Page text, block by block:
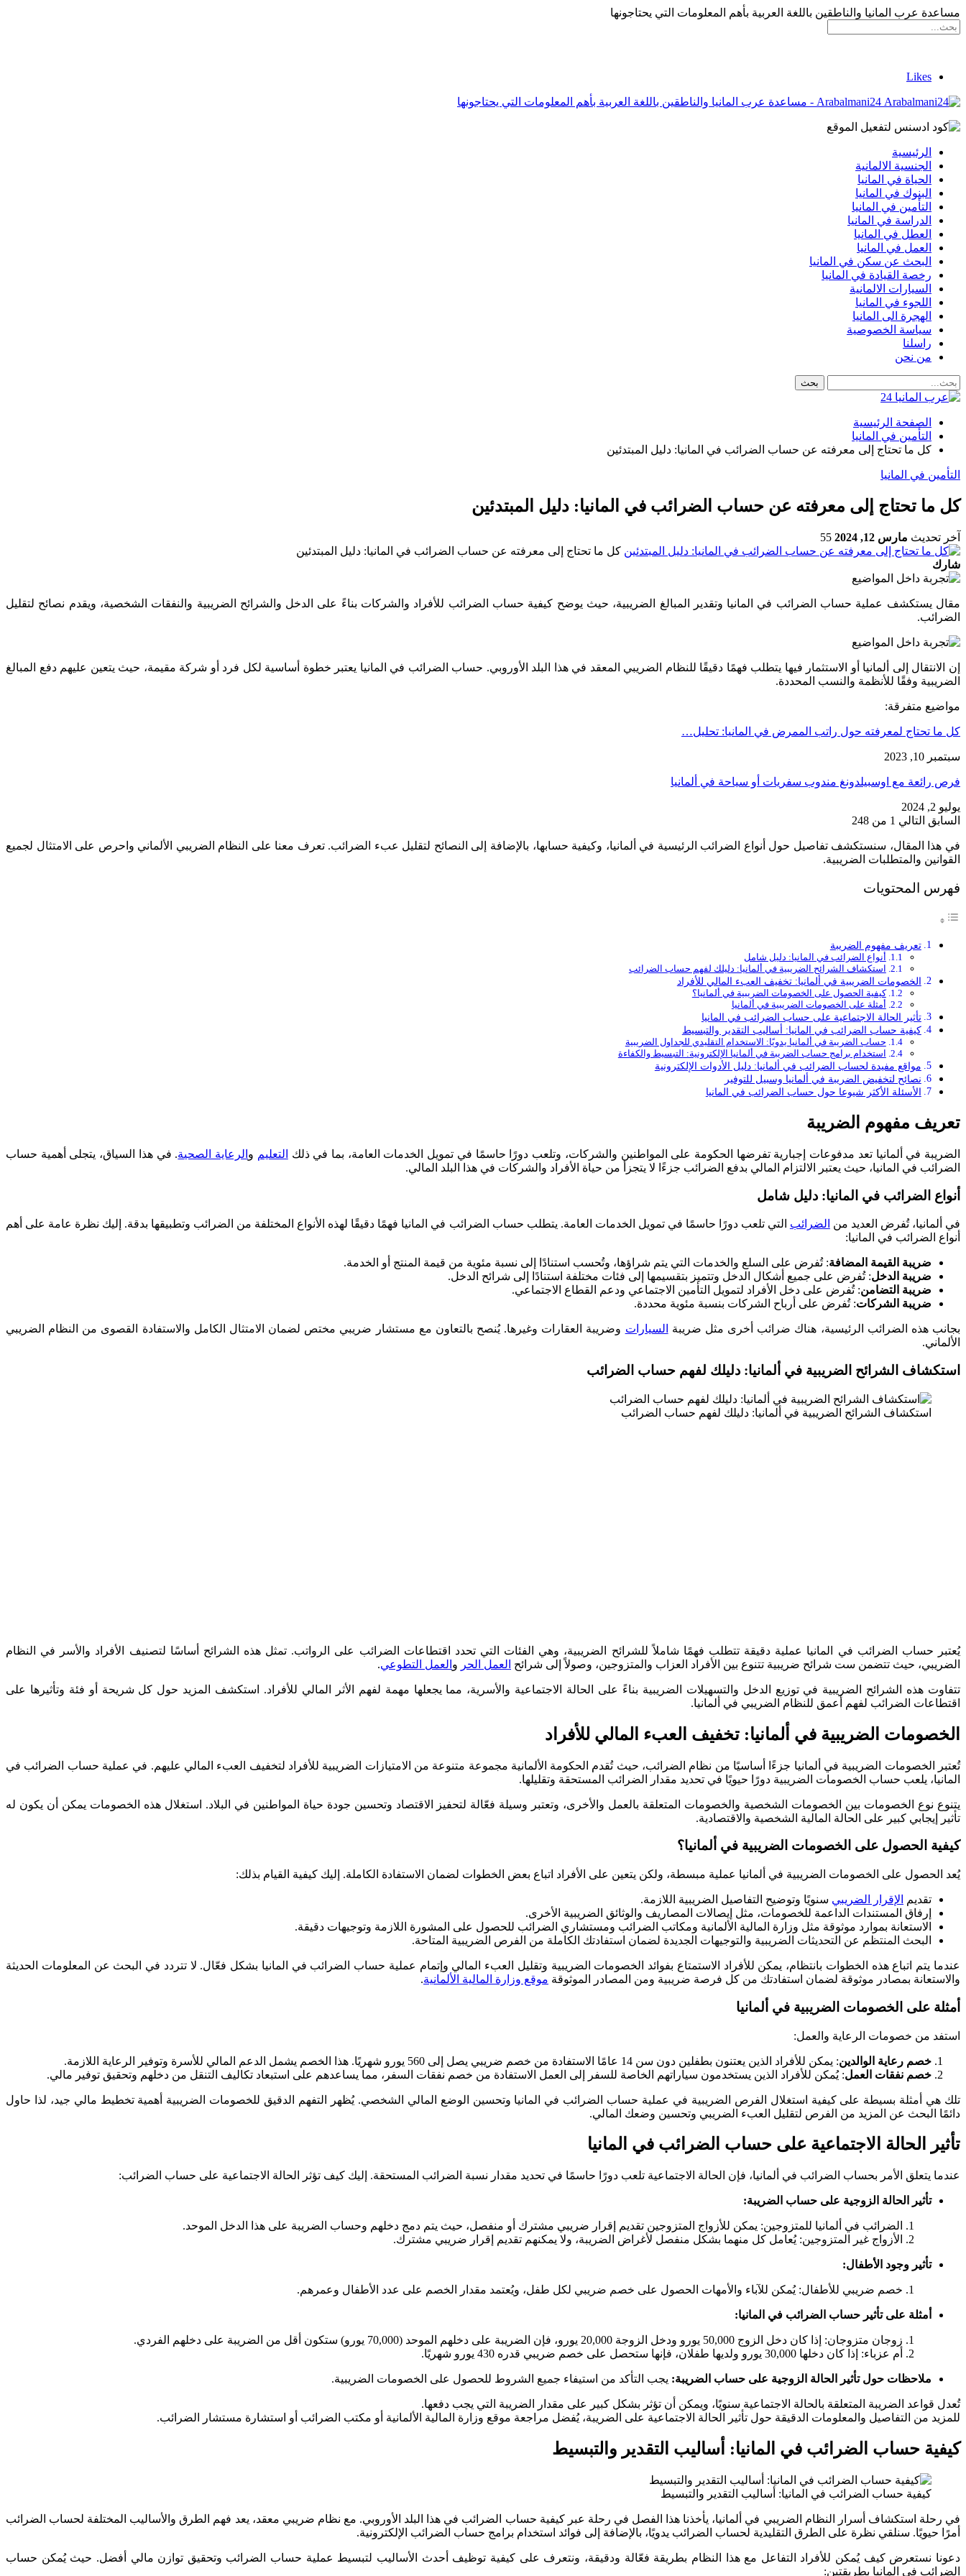
مساعدة عرب المانيا والناطقين باللغة العربية بأهم المعلومات التي يحتاجونها
Likes
Arabalmani24 - مساعدة عرب المانيا والناطقين باللغة العربية بأهم المعلومات التي يحتاجونها
الرئيسية
الجنسية الالمانية
الحياة في المانيا
البنوك في المانيا
التأمين في المانيا
الدراسة في المانيا
العطل في المانيا
العمل في المانيا
البحث عن سكن في المانيا
رخصة القيادة في المانيا
السيارات الالمانية
اللجوء في المانيا
الهجرة الى المانيا
سياسة الخصوصية
راسلنا
من نحن
الصفحة الرئيسية
التأمين في المانيا
كل ما تحتاج إلى معرفته عن حساب الضرائب في المانيا: دليل المبتدئين
التأمين في المانيا
كل ما تحتاج إلى معرفته عن حساب الضرائب في المانيا: دليل المبتدئين
آخر تحديث مارس 12, 2024
55
كل ما تحتاج إلى معرفته عن حساب الضرائب في المانيا: دليل المبتدئين
شارك
مقال يستكشف عملية حساب الضرائب في المانيا وتقدير المبالغ الضريبية، حيث يوضح كيفية حساب الضرائب للأفراد والشركات بناءً على الدخل والشرائح الضريبية والنفقات الشخصية، ويقدم نصائح لتقليل
الضرائب.
إن الانتقال إلى ألمانيا أو الاستثمار فيها يتطلب فهمًا دقيقًا للنظام الضريبي المعقد في هذا البلد الأوروبي. حساب الضرائب في المانيا يعتبر خطوة أساسية لكل فرد أو شركة مقيمة، حيث يتعين عليهم دفع المبالغ
الضريبية وفقًا للأنظمة والنسب المحددة.
مواضيع متفرقة:
كل ما تحتاج لمعرفته حول راتب الممرض في المانيا: تحليل…
سبتمبر 10, 2023
فرص رائعة مع اوسبيلدونغ مندوب سفريات أو سياحة في ألمانيا
يوليو 2, 2024
السابق التالي 1 من 248
في هذا المقال، سنستكشف تفاصيل حول أنواع الضرائب الرئيسية في ألمانيا، وكيفية حسابها، بالإضافة إلى النصائح لتقليل عبء الضرائب. تعرف معنا على النظام الضريبي الألماني واحرص على الامتثال لجميع
القوانين والمتطلبات الضريبية.
فهرس المحتويات
تعريف مفهوم الضريبة
أنواع الضرائب في المانيا: دليل شامل
استكشاف الشرائح الضريبية في ألمانيا: دليلك لفهم حساب الضرائب
الخصومات الضريبية في ألمانيا: تخفيف العبء المالي للأفراد
كيفية الحصول على الخصومات الضريبية في ألمانيا؟
أمثلة على الخصومات الضريبية في ألمانيا
تأثير الحالة الاجتماعية على حساب الضرائب في المانيا
كيفية حساب الضرائب في المانيا: أساليب التقدير والتبسيط
حساب الضريبة في ألمانيا يدويًا: الاستخدام التقليدي للجداول الضريبية
استخدام برامج حساب الضريبة في ألمانيا الإلكترونية: التبسيط والكفاءة
مواقع مفيدة لحساب الضرائب في ألمانيا: دليل الأدوات الإلكترونية
نصائح لتخفيض الضريبة في ألمانيا وسبيل للتوفير
الأسئلة الأكثر شيوعا حول حساب الضرائب في المانيا
تعريف مفهوم الضريبة
الضريبة في ألمانيا تعد مدفوعات إجبارية تفرضها الحكومة على المواطنين والشركات، وتلعب دورًا حاسمًا في تمويل الخدمات العامة، بما في ذلك التعليم و الرعاية الصحية. في هذا السياق، يتجلى أهمية حساب
الضرائب في المانيا، حيث يعتبر الالتزام المالي بدفع الضرائب جزءًا لا يتجزأ من حياة الأفراد والشركات في هذا البلد المالي.
أنواع الضرائب في المانيا: دليل شامل
في ألمانيا، تُفرض العديد من الضرائب التي تلعب دورًا حاسمًا في تمويل الخدمات العامة. يتطلب حساب الضرائب في المانيا فهمًا دقيقًا لهذه الأنواع المختلفة من الضرائب وتطبيقها بدقة. إليك نظرة عامة على أهم
أنواع الضرائب في المانيا:
ضريبة القيمة المضافة: تُفرض على السلع والخدمات التي يتم شراؤها، وتُحسب استنادًا إلى نسبة مئوية من قيمة المنتج أو الخدمة.
ضريبة الدخل: تُفرض على جميع أشكال الدخل وتتميز بتقسيمها إلى فئات مختلفة استنادًا إلى شرائح الدخل.
ضريبة التضامن: تُفرض على دخل الأفراد لتمويل التأمين الاجتماعي ودعم القطاع الاجتماعي.
ضريبة الشركات: تُفرض على أرباح الشركات بنسبة مئوية محددة.
بجانب هذه الضرائب الرئيسية، هناك ضرائب أخرى مثل ضريبة السيارات وضريبة العقارات وغيرها. يُنصح بالتعاون مع مستشار ضريبي مختص لضمان الامتثال الكامل والاستفادة القصوى من النظام الضريبي
الألماني.
استكشاف الشرائح الضريبية في ألمانيا: دليلك لفهم حساب الضرائب
استكشاف الشرائح الضريبية في ألمانيا: دليلك لفهم حساب الضرائب
يُعتبر حساب الضرائب في المانيا عملية دقيقة تتطلب فهمًا شاملاً للشرائح الضريبية، وهي الفئات التي تحدد اقتطاعات الضرائب على الرواتب. تمثل هذه الشرائح أساسًا لتصنيف الأفراد والأسر في النظام
الضريبي، حيث تتضمن ست شرائح ضريبية تتنوع بين الأفراد العزاب والمتزوجين، وصولاً إلى شرائح العمل الحر و العمل التطوعي.
تتفاوت هذه الشرائح الضريبية في توزيع الدخل والتسهيلات الضريبية بناءً على الحالة الاجتماعية والأسرية، مما يجعلها مهمة لفهم الأثر المالي للأفراد. استكشف المزيد حول كل شريحة أو فئة وتأثيرها على
اقتطاعات الضرائب لفهم أعمق للنظام الضريبي في ألمانيا.
الخصومات الضريبية في ألمانيا: تخفيف العبء المالي للأفراد
تُعتبر الخصومات الضريبية في ألمانيا جزءًا أساسيًا من نظام الضرائب، حيث تُقدم الحكومة الألمانية مجموعة متنوعة من الامتيازات الضريبية للأفراد لتخفيف العبء المالي عليهم. في عملية حساب الضرائب في
المانيا، يلعب حساب الخصومات الضريبية دورًا حيويًا في تحديد مقدار الضرائب المستحقة وتقليلها.
يتنوع نوع الخصومات بين الخصومات الشخصية والخصومات المتعلقة بالعمل والأخرى، وتعتبر وسيلة فعّالة لتحفيز الاقتصاد وتحسين جودة حياة المواطنين في البلاد. استغلال هذه الخصومات يمكن أن يكون له
تأثير إيجابي كبير على الحالة المالية الشخصية والاقتصادية.
كيفية الحصول على الخصومات الضريبية في ألمانيا؟
يُعد الحصول على الخصومات الضريبية في ألمانيا عملية مبسطة، ولكن يتعين على الأفراد اتباع بعض الخطوات لضمان الاستفادة الكاملة. إليك كيفية القيام بذلك:
تقديم الإقرار الضريبي سنويًا وتوضيح التفاصيل الضريبية اللازمة.
إرفاق المستندات الداعمة للخصومات، مثل إيصالات المصاريف والوثائق الضريبية الأخرى.
الاستعانة بموارد موثوقة مثل وزارة المالية الألمانية ومكاتب الضرائب ومستشاري الضرائب للحصول على المشورة اللازمة وتوجيهات دقيقة.
البحث المنتظم عن التحديثات الضريبية والتوجيهات الجديدة لضمان استفادتك الكاملة من الفرص الضريبية المتاحة.
عندما يتم اتباع هذه الخطوات بانتظام، يمكن للأفراد الاستمتاع بفوائد الخصومات الضريبية وتقليل العبء المالي وإتمام عملية حساب الضرائب في المانيا بشكل فعّال. لا تتردد في البحث عن المعلومات الحديثة
والاستعانة بمصادر موثوقة لضمان استفادتك من كل فرصة ضريبية ومن المصادر الموثوقة موقع وزارة المالية الألمانية.
أمثلة على الخصومات الضريبية في ألمانيا
استفد من خصومات الرعاية والعمل:
خصم رعاية الوالدين: يمكن للأفراد الذين يعتنون بطفلين دون سن 14 عامًا الاستفادة من خصم ضريبي يصل إلى 560 يورو شهريًا. هذا الخصم يشمل الدعم المالي للأسرة وتوفير الرعاية اللازمة.
خصم نفقات العمل: يُمكن للأفراد الذين يستخدمون سياراتهم الخاصة للسفر إلى العمل الاستفادة من خصم نفقات السفر، مما يساعدهم على استبعاد تكاليف التنقل من دخلهم وتحقيق توفير مالي.
تلك هي أمثلة بسيطة على كيفية استغلال الفرص الضريبية في عملية حساب الضرائب في المانيا وتحسين الوضع المالي الشخصي. يُظهر التفهم الدقيق للخصومات الضريبية أهمية تخطيط مالي جيد، لذا حاول
دائمًا البحث عن المزيد من الفرص لتقليل العبء الضريبي وتحسين وضعك المالي.
تأثير الحالة الاجتماعية على حساب الضرائب في المانيا
عندما يتعلق الأمر بحساب الضرائب في ألمانيا، فإن الحالة الاجتماعية تلعب دورًا حاسمًا في تحديد مقدار نسبة الضرائب المستحقة. إليك كيف تؤثر الحالة الاجتماعية على حساب الضرائب:
تأثير الحالة الزوجية على حساب الضريبة:
الضرائب في ألمانيا للمتزوجين: يمكن للأزواج المتزوجين تقديم إقرار ضريبي مشترك أو منفصل، حيث يتم دمج دخلهم وحساب الضريبة على هذا الدخل الموحد.
الأزواج غير المتزوجين: يُعامل كل منهما بشكل منفصل لأغراض الضريبة، ولا يمكنهم تقديم إقرار ضريبي مشترك.
تأثير وجود الأطفال:
خصم ضريبي للأطفال: يُمكن للآباء والأمهات الحصول على خصم ضريبي لكل طفل، ويُعتمد مقدار الخصم على عدد الأطفال وعمرهم.
أمثلة على تأثير حساب الضرائب في المانيا:
زوجان متزوجان: إذا كان دخل الزوج 50,000 يورو ودخل الزوجة 20,000 يورو، فإن الضريبة على دخلهم الموحد (70,000 يورو) ستكون أقل من الضريبة على دخلهم الفردي.
أم عزباء: إذا كان دخلها 30,000 يورو ولديها طفلان، فإنها ستحصل على خصم ضريبي قدره 430 يورو شهريًا.
ملاحظات حول تأثير الحالة الزوجية على حساب الضريبة: يجب التأكد من استيفاء جميع الشروط للحصول على الخصومات الضريبية.
تُعدل قواعد الضريبة المتعلقة بالحالة الاجتماعية سنويًا، ويمكن أن تؤثر بشكل كبير على مقدار الضريبة التي يجب دفعها.
للمزيد من التفاصيل والمعلومات الدقيقة حول تأثير الحالة الاجتماعية على الضريبة، يُفضل مراجعة موقع وزارة المالية الألمانية أو مكتب الضرائب أو استشارة مستشار الضرائب.
كيفية حساب الضرائب في المانيا: أساليب التقدير والتبسيط
كيفية حساب الضرائب في المانيا: أساليب التقدير والتبسيط
في رحلة استكشاف أسرار النظام الضريبي في ألمانيا، يأخذنا هذا الفصل في رحلة عبر كيفية حساب الضرائب في هذا البلد الأوروبي. مع نظام ضريبي معقد، يعد فهم الطرق والأساليب المختلفة لحساب الضرائب
أمرًا حيويًا. سنلقي نظرة على الطرق التقليدية لحساب الضرائب يدويًا، بالإضافة إلى فوائد استخدام برامج حساب الضرائب الإلكترونية.
دعونا نستعرض كيف يُمكن للأفراد التفاعل مع هذا النظام بطريقة فعّالة ودقيقة، ونتعرف على كيفية توظيف أحدث الأساليب لتبسيط عملية حساب الضرائب وتحقيق توازن مالي أفضل. حيث يُمكن حساب
الضرائب في المانيا بطريقتين: